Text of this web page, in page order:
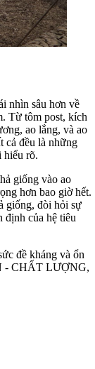
nhìn sâu hơn về
Từ tôm post, kích
ao lắng, và ao
cả đều là những
hiểu rõ.
giống vào ao
hơn bao giờ hết.
giống, đòi hỏi sự
định của hệ tiêu
đề kháng và ổn
- CHẤT LƯỢNG,